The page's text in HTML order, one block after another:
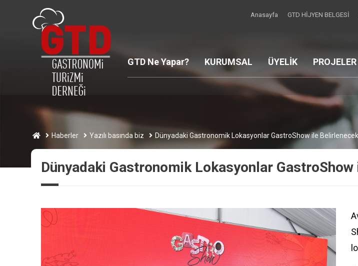
Anasayfa GTD HİJYEN BELGESİ
GTD Ne Yapar? KURUMSAL ÜYELİK PROJELER
Haberler Yazılı basında biz Dünyadaki Gastronomik Lokasyonlar GastroShow ile
Dünyadaki Gastronomik Lokasyonlar